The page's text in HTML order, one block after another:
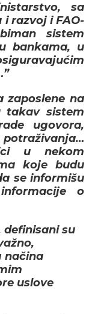
sa
razvoj i FAO-
sistem
bankama, u
zaposlene na
takav sistem
ugovora,
potraživanja…
u nekom
koje budu
se informišu
o
definisani su
načina
uslove